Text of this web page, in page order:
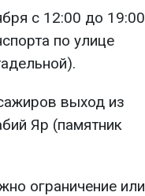
с 12:00 до 19:00
по улице
выход из
Яр (памятник
ограничение или